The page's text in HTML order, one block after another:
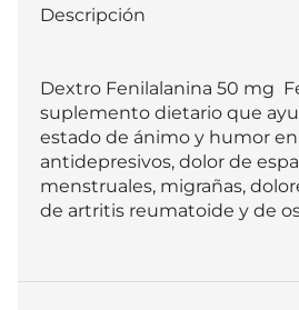
Descripción
Dextro Fenilalanina 50 mg
suplemento dietario que
estado de ánimo y humor
antidepresivos, dolor de
menstruales, migrañas,
de artritis reumatoide y de